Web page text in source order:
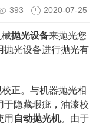
393 2020-07-25
械抛光设备来抛光您
抛光设备进行抛光有
正。与机器抛光相
于隐藏瑕疵，油漆校
用 自动抛光机。由于